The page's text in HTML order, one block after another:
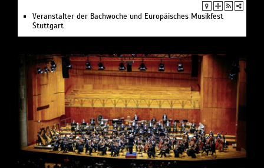
Veranstalter der Bachwoche und Europäisches Musikfest
Stuttgart